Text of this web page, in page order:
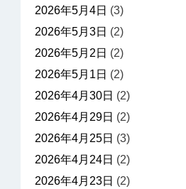
2026年5月4日 (3)
2026年5月3日 (2)
2026年5月2日 (2)
2026年5月1日 (2)
2026年4月30日 (2)
2026年4月29日 (2)
2026年4月25日 (3)
2026年4月24日 (2)
2026年4月23日 (2)